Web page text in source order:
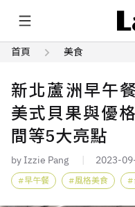
首頁 美食
新北蘆洲早午
美式貝果與優
間等5大亮點
by Izzie Pang 2023-
早午餐 風格美食